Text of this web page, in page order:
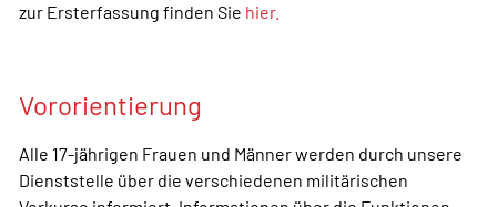
zur Ersterfassung finden Sie hier.
Vororientierung
Alle 17-jährigen Frauen und Männer werden durch unsere
Dienststelle über die verschiedenen militärischen